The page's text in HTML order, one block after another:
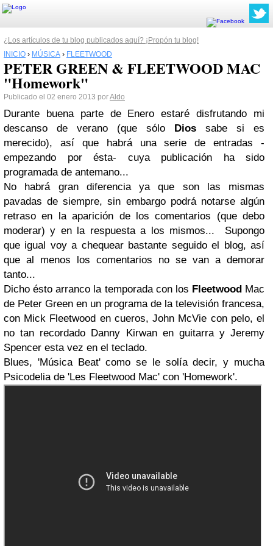
¿Los artículos de tu blog publicados aquí? ¡Propón tu blog!
INICIO › MÚSICA › FLEETWOOD
PETER GREEN & FLEETWOOD MAC
"Homework"
Publicado el 02 enero 2013 porAldo
Durante buena parte de Enero estaré disfrutando mi
descanso de verano (que sólo Dios sabe si es
merecido), así que habrá una serie de entradas -
empezando por ésta- cuya publicación ha sido
programada de antemano...
No habrá gran diferencia ya que son las mismas
pavadas de siempre, sin embargo podrá notarse algún
retraso en la aparición de los comentarios (que debo
moderar) y en la respuesta a los mismos... Supongo
que igual voy a chequear bastante seguido el blog, así
que al menos los comentarios no se van a demorar
tanto...
Dicho ésto arranco la temporada con los FleetwoodMac
de Peter Green en un programa de la televisión francesa,
con Mick Fleetwood en cueros,John McVie con pelo, el
no tan recordado Danny Kirwanen guitarra y Jeremy
Spencer esta vez en el teclado.
Blues, 'Música Beat' como se le solía decir, y mucha
Psicodelia de 'Les Fleetwood Mac' con 'Homework'.